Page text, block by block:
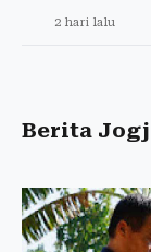
2 hari lalu
Berita